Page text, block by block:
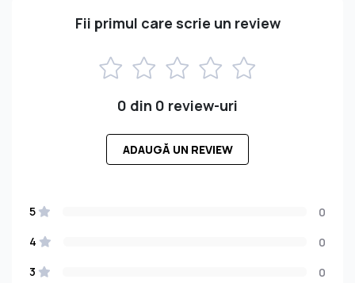
Fii primul care scrie un review
0 din 0 review-uri
ADAUGĂ UN REVIEW
5
0
4
0
3
0